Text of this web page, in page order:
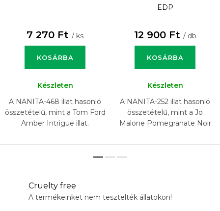
7 270 Ft / ks
KOSÁRBA
Készleten
A NANITA-468 illat hasonló
összetételű, mint a Tom Ford
Amber Intrigue illat.
EDP
12 900 Ft / db
KOSÁRBA
Készleten
A NANITA-252 illat hasonló
összetételű, mint a Jo
Malone Pomegranate Noir
Cruelty free
A termékeinket nem tesztelték állatokon!